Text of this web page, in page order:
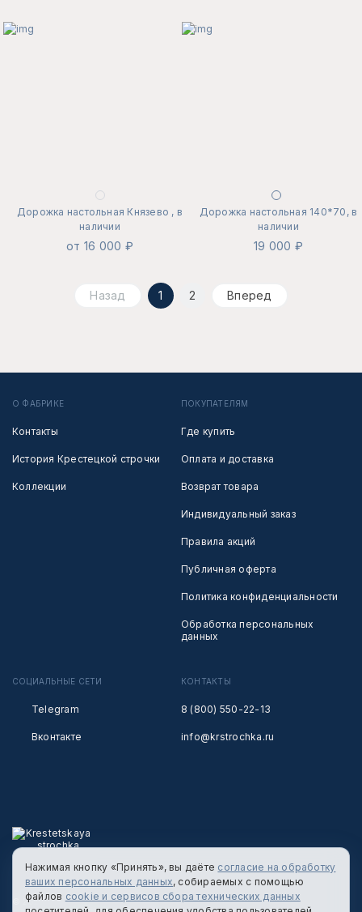
Дорожка настольная Князево , в
наличии
от 16 000 ₽
Дорожка настольная 140*70, в
наличии
19 000 ₽
Назад 1 2 Вперед
О ФАБРИКЕ
Контакты
История Крестецкой строчки
Коллекции
ПОКУПАТЕЛЯМ
Где купить
Оплата и доставка
Возврат товара
Индивидуальный заказ
Правила акций
Публичная оферта
Политика конфиденциальности
Обработка персональных
данных
СОЦИАЛЬНЫЕ СЕТИ
Telegram
Вконтакте
КОНТАКТЫ
8 (800) 550-22-13
info@krstrochka.ru
© 2026 КРЕСТЕЦКАЯ СТРОЧКА
Нажимая кнопку «Принять», вы даёте согласие на обработку
ваших персональных данных, собираемых с помощью
файлов cookie и сервисов сбора технических данных